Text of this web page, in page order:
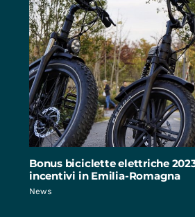
Bonus biciclette elettriche
incentivi in Emilia-Romagna
News